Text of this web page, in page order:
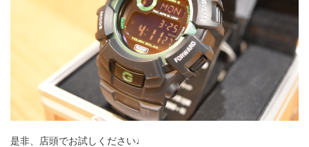
是非、店頭でお試しください♩